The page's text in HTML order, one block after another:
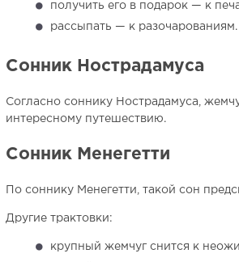
получить его в подарок — к
рассыпать — к разочарованиям.
Сонник Нострадамуса
Согласно соннику Нострадамуса,
интересному путешествию.
Сонник Менегетти
По соннику Менегетти, такой сон
Другие трактовки:
крупный жемчуг снится к